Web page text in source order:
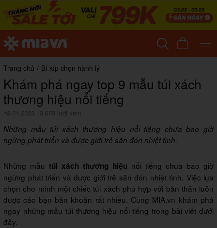
Trang chủ / Bí kíp chọn hành lý
Khám phá ngay top 9 mẫu túi xách
thương hiệu nổi tiếng
18.01.2023 3,693 lượt xem
Những mẫu túi xách thương hiệu nổi tiếng chưa bao giờ
ngừng phát triển và được giới trẻ săn đón nhiệt tình.
Những mẫu túi xách thương hiệu nổi tiếng chưa bao giờ
ngừng phát triển và được giới trẻ săn đón nhiệt tình. Việc lựa
chọn cho mình một chiếc túi xách phù hợp với bản thân luôn
được các bạn băn khoăn rất nhiều. Cùng MIA.vn khám phá
ngay những mẫu túi thương hiệu nổi tiếng trong bài viết dưới
đây.